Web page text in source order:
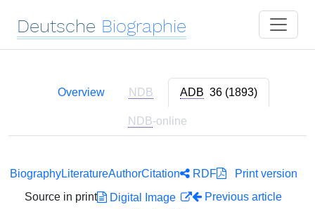
Deutsche Biographie
Overview NDB ADB 36 (1893)
NDB-online
BiographyLiteratureAuthorCitation RDF
Print version
Source in print
Digital Image
Previous article